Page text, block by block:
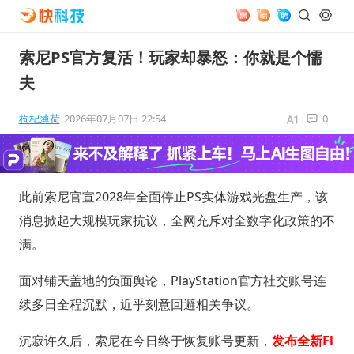
索尼PS官方复活！玩家却暴怒：你就是个懦
夫
枸杞薄荷 2026年07月07日 22:54 0
此前索尼官宣2028年全面停止PS实体游戏光盘生产，该
消息掀起大规模玩家抗议，全网充斥对全数字化政策的不
满。
面对铺天盖地的负面舆论，PlayStation官方社交账号连
续多日全程沉默，近乎刻意回避相关争议。
沉寂许久后，索尼在今日终于恢复账号更新， 发布全新Fl